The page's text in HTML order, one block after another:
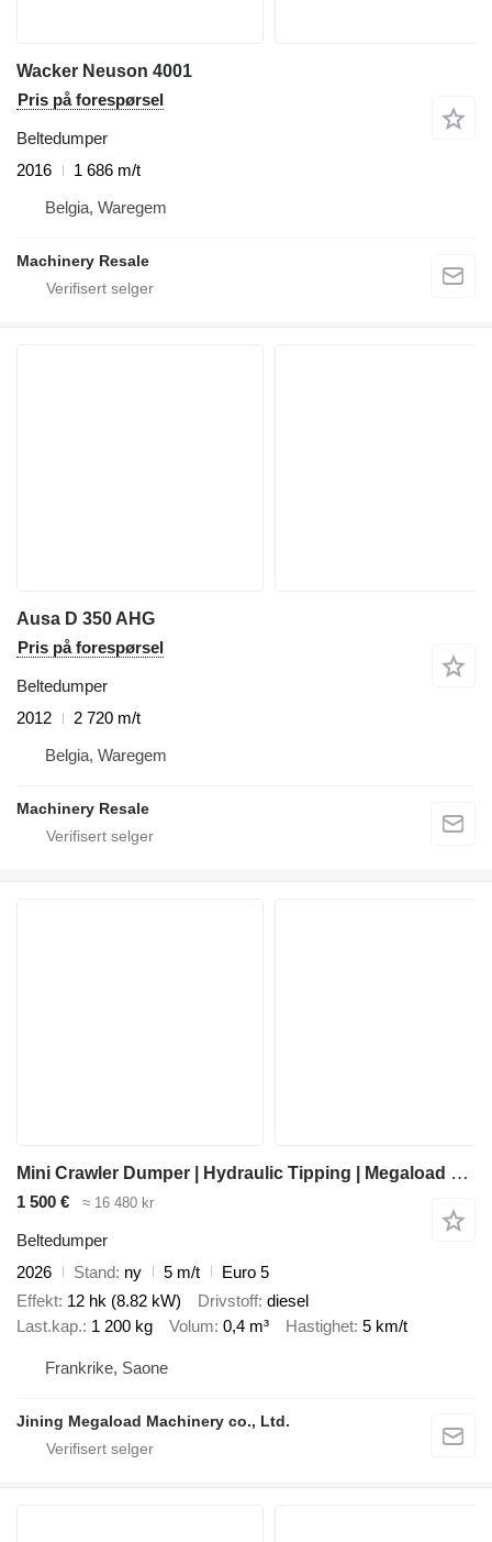
Wacker Neuson 4001
Pris på forespørsel
Beltedumper
2016
1 686 m/t
Belgia, Waregem
Machinery Resale
Ausa D 350 AHG
Pris på forespørsel
Beltedumper
2012
2 720 m/t
Belgia, Waregem
Machinery Resale
Mini Crawler Dumper | Hydraulic Tipping | Megaload Mini Dumper |
1 500 € ≈ 16 480 kr
Beltedumper
2026
Stand ny 5 m/t
Euro 5
Effekt 12 hk (8.82 kW) Drivstoff diesel
Last.kap. 1 200 kg Volum 0,4 m³ Hastighet 5 km/t
Frankrike, Saone
Jining Megaload Machinery co., Ltd.